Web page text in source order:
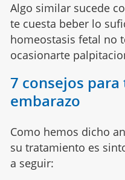
Algo similar sucede
te cuesta beber lo
homeostasis fetal no
ocasionarte
7 consejos
embarazo
Como hemos dicho
su tratamiento es
a seguir: